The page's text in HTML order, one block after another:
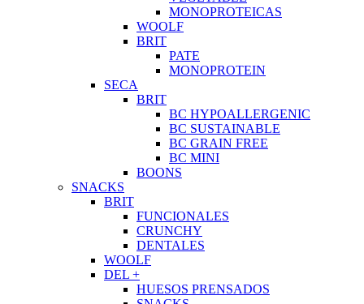
MONOPROTEICAS
WOOLF
BRIT
PATE
MONOPROTEIN
SECA
BRIT
BC HYPOALLERGENIC
BC SUSTAINABLE
BC GRAIN FREE
BC MINI
BOONS
SNACKS
BRIT
FUNCIONALES
CRUNCHY
DENTALES
WOOLF
DEL +
HUESOS PRENSADOS